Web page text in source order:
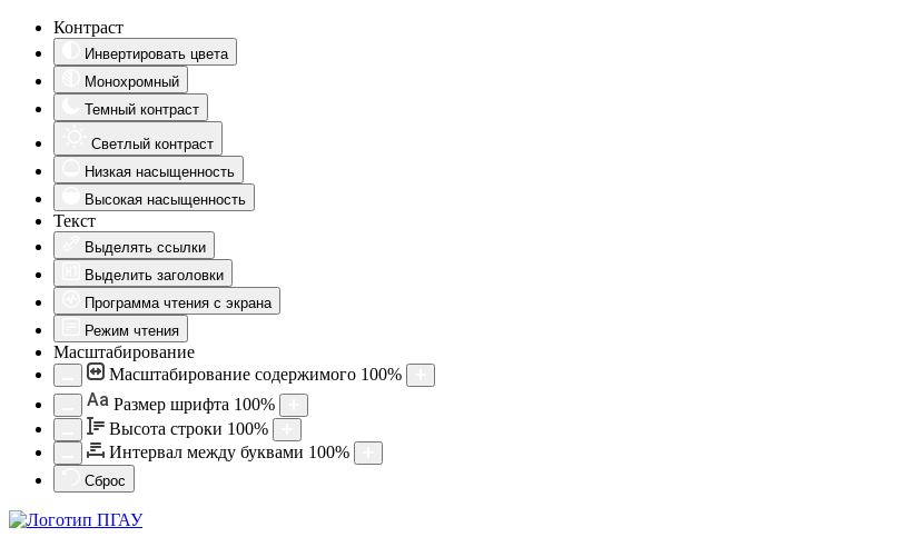
Контраст
Инвертировать цвета
Монохромный
Темный контраст
Светлый контраст
Низкая насыщенность
Высокая насыщенность
Текст
Выделять ссылки
Выделить заголовки
Программа чтения с экрана
Режим чтения
Масштабирование
Масштабирование содержимого 100%
Aa Размер шрифта 100%
Высота строки 100%
Интервал между буквами 100%
Сброс